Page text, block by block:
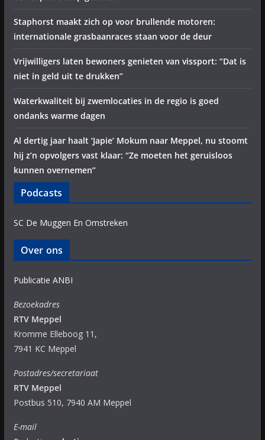
Staphorst maakt zich op voor brullende motoren:
internationale grasbaanraces staan voor de deur
Vrijwilligers laten bewoners genieten van vissport: “Dat is
niet in geld uit te drukken”
Waterkwaliteit bij zwemlocaties in de regio is goed
ondanks warme dagen
Al dertig jaar haalt ‘Japie’ Mokum naar Meppel, nu stoomt
hij z’n opvolgers vast klaar: “Ze moeten het geruisloos
kunnen overnemen”
Podcasts
SC De Muggen En Omstreken
Over ons
Publicatie ANBI
Bezoekadres
RTV Meppel
Kromme Elleboog 11,
7941 KC Meppel
Postadres/secretariaat
RTV Meppel
Postbus 510, 7940 AM Meppel
E-mail